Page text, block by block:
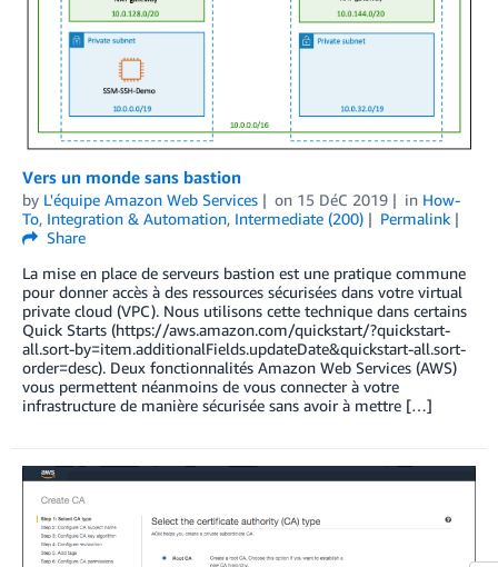
Vers un monde sans bastion
by L'équipe Amazon Web Services on 15 DéC 2019 in How-
To, Integration & Automation, Intermediate (200)
Permalink
Share
La mise en place de serveurs bastion est une pratique commune
pour donner accès à des ressources sécurisées dans votre virtual
private cloud (VPC). Nous utilisons cette technique dans certains
Quick Starts (https://aws.amazon.com/quickstart/?quickstart-
all.sort-by=item.additionalFields.updateDate&quickstart-all.sort-
order=desc). Deux fonctionnalités Amazon Web Services (AWS)
vous permettent néanmoins de vous connecter à votre
infrastructure de manière sécurisée sans avoir à mettre […]